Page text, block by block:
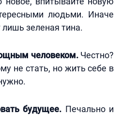
людьми. Иначе
зеленая тина.
человеком. Честно?
не стать, но жить себе в
будущее. Печально и